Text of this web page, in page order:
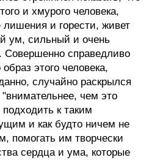
и хмурого человека,
и горести, живет
ум, сильный и очень
Совершенно справедливо
этого человека,
случайно раскрылся
чем это
к таким
и как будто ничем не
помогать им творчески
сердца и ума, которые